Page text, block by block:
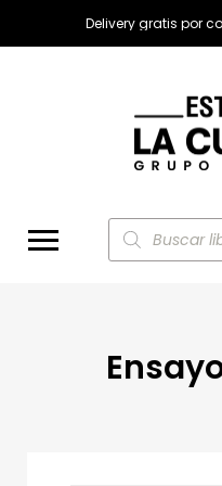
Delivery gratis por
Búsqueda
de
productos